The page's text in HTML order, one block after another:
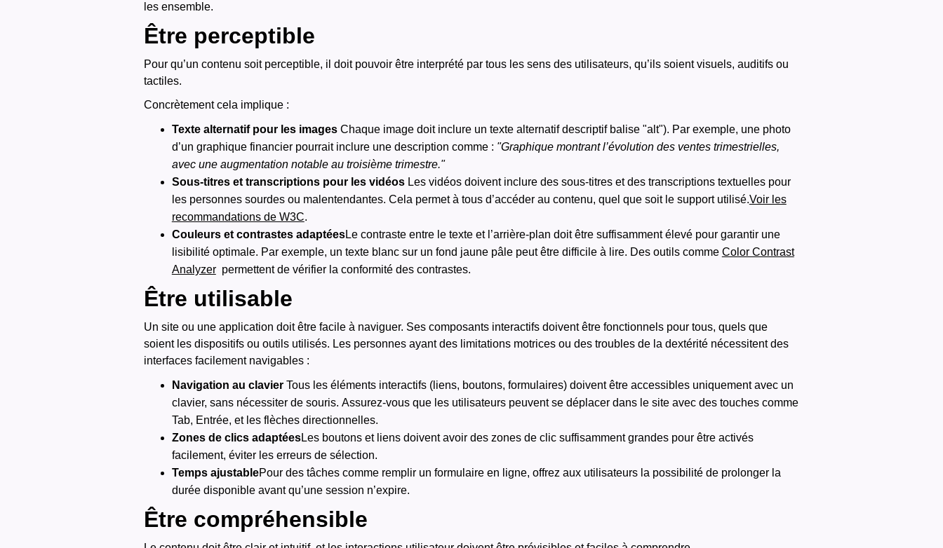
les ensemble.
Être perceptible
Pour qu’un contenu soit perceptible, il doit pouvoir être interprété par tous les sens des utilisateurs, qu’ils soient visuels, auditifs ou
tactiles.
Concrètement cela implique :
Texte alternatif pour les images Chaque image doit inclure un texte alternatif descriptif balise "alt"). Par exemple, une photo
d’un graphique financier pourrait inclure une description comme : "Graphique montrant l’évolution des ventes trimestrielles,
avec une augmentation notable au troisième trimestre."
Sous-titres et transcriptions pour les vidéos Les vidéos doivent inclure des sous-titres et des transcriptions textuelles pour
les personnes sourdes ou malentendantes. Cela permet à tous d’accéder au contenu, quel que soit le support utilisé.Voir les
recommandations de W3C.
Couleurs et contrastes adaptéesLe contraste entre le texte et l’arrière-plan doit être suffisamment élevé pour garantir une
lisibilité optimale. Par exemple, un texte blanc sur un fond jaune pâle peut être difficile à lire. Des outils comme Color Contrast
Analyzerpermettent de vérifier la conformité des contrastes.
Être utilisable
Un site ou une application doit être facile à naviguer. Ses composants interactifs doivent être fonctionnels pour tous, quels que
soient les dispositifs ou outils utilisés. Les personnes ayant des limitations motrices ou des troubles de la dextérité nécessitent des
interfaces facilement navigables :
Navigation au clavier Tous les éléments interactifs (liens, boutons, formulaires) doivent être accessibles uniquement avec un
clavier, sans nécessiter de souris. Assurez-vous que les utilisateurs peuvent se déplacer dans le site avec des touches comme
Tab, Entrée, et les flèches directionnelles.
Zones de clics adaptées‍Les boutons et liens doivent avoir des zones de clic suffisamment grandes pour être activés
facilement, éviter les erreurs de sélection.
Temps ajustablePour des tâches comme remplir un formulaire en ligne, offrez aux utilisateurs la possibilité de prolonger la
durée disponible avant qu’une session n’expire.
Être compréhensible